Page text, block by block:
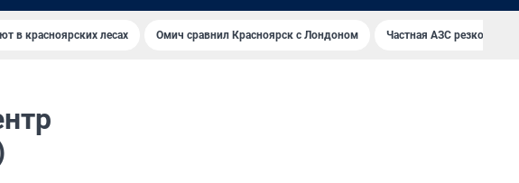
в красноярских лесах Омич сравнил Красноярск с Лондоном Частная АЗС резко